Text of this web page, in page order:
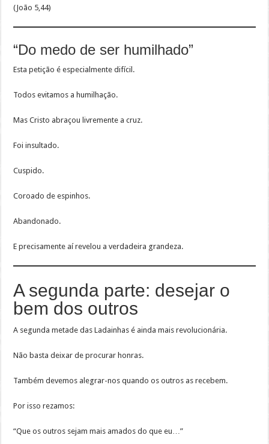
(João 5,44)
“Do medo de ser humilhado”
Esta petição é especialmente difícil.
Todos evitamos a humilhação.
Mas Cristo abraçou livremente a cruz.
Foi insultado.
Cuspido.
Coroado de espinhos.
Abandonado.
E precisamente aí revelou a verdadeira grandeza.
A segunda parte: desejar o
bem dos outros
A segunda metade das Ladainhas é ainda mais revolucionária.
Não basta deixar de procurar honras.
Também devemos alegrar-nos quando os outros as recebem.
Por isso rezamos:
“Que os outros sejam mais amados do que eu…”